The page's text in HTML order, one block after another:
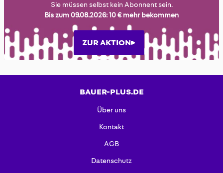
Sie müssen selbst kein Abonnent sein.
Bis zum 09.08.2026: 10 € mehr bekommen
ZUR AKTION
BAUER-PLUS.DE
Über uns
Kontakt
AGB
Datenschutz